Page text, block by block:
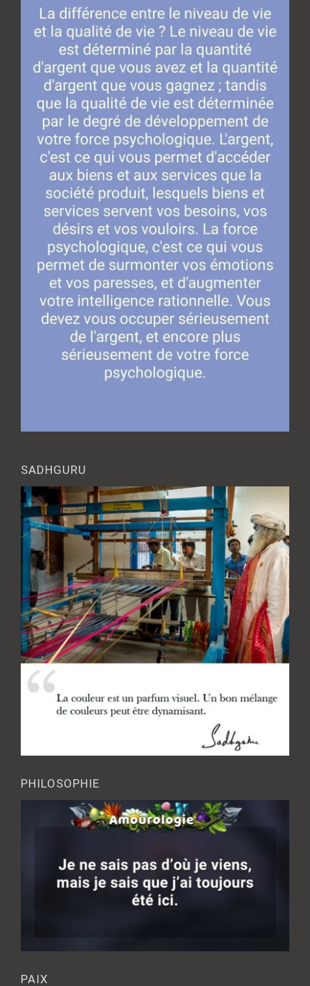
SADHGURU
PHILOSOPHIE
PAIX